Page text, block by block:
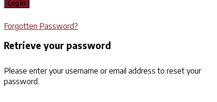
Forgotten Password?
Retrieve your password
Please enter your username or email address to reset your
password.